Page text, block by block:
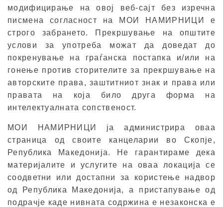
модифицирање на овој веб-сајт без изречна
писмена согласност на МОИ НАМИРНИЦИ е
строго забрането. Прекршување на општите
услови за употреба можат да доведат до
покренување на граѓанска постапка и/или на
гонење против сторителите за прекршување на
авторските права, заштитниот знак и права или
правата на која било друга форма на
интелектуалната сопственост.
МОИ НАМИРНИЦИ ја администрира оваа
страница од своите канцеларии во Скопје,
Република Македонија. Не гарантираме дека
материјалите и услугите на оваа локација се
соодветни или достапни за користење надвор
од Република Македонија, а пристапување од
подрачје каде нивната содржина е незаконска е